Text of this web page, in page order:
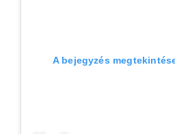
A bejegyzés